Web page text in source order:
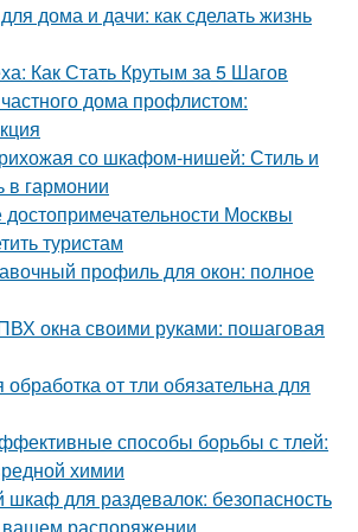
дома и дачи: как сделать жизнь
Как Стать Крутым за 5 Шагов
дома профлистом:
со шкафом-нишей: Стиль и
в гармонии
Москвы
туристам
профиль для окон: полное
окна своими руками: пошаговая
от тли обязательна для
способы борьбы с тлей:
химии
шкаф для раздевалок: безопасность